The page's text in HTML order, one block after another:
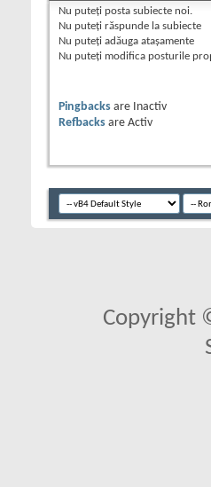
Nu puteţi posta subiecte noi.
Nu puteţi răspunde la subiecte
Nu puteţi adăuga ataşamente
Nu puteţi modifica posturile
Pingbacks are
Inactiv
Refbacks are Activ
Copyright